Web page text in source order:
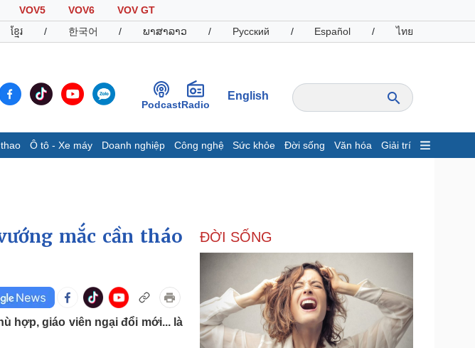
VOV5 VOV6
VOV GT
ខ្មែរ / 한국어 / ພາສາລາວ / Русский / Español / ไทย
PodcastRadio
English
Ô tô - Xe máy Doanh nghiệp Công nghệ Sức khỏe Đời sống Văn hóa Giải trí
Infographic
Giá cà phê
Ô tô - Xe máy
Ô tô
Xe máy
Doanh nghiệp
Thông tin doanh nghiệp
Doanh nghiệp 24h
Doanh nhân
Công nghệ
Sành điệu
Tin Công nghệ
Trải nghiệm
mắc cần tháo
hợp, giáo viên ngại đổi mới... là
ĐỜI SỐNG